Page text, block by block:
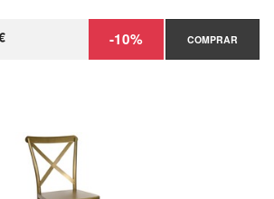
-10% COMPRAR